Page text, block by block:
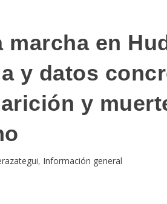
marcha en
y datos
y
, Información general